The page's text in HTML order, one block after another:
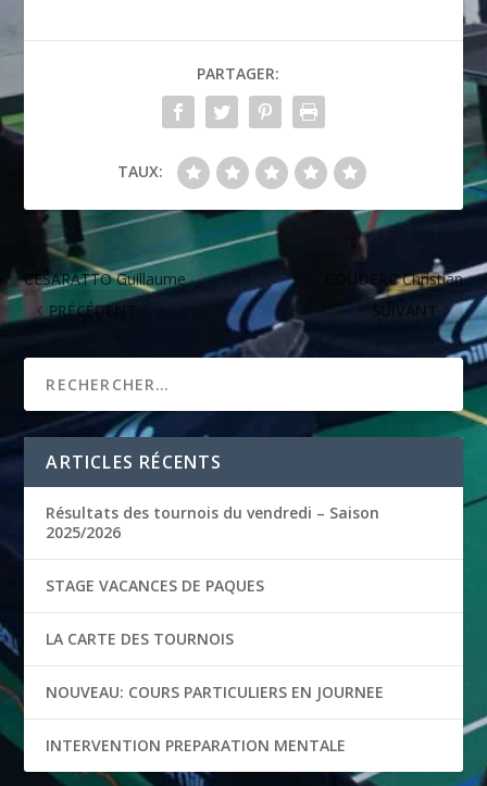
PARTAGER:
TAUX:
CESARATTO Guillaume
PRÉCÉDENT
COUDERC Christian
SUIVANT
ARTICLES RÉCENTS
Résultats des tournois du vendredi – Saison
2025/2026
STAGE VACANCES DE PAQUES
LA CARTE DES TOURNOIS
NOUVEAU: COURS PARTICULIERS EN JOURNEE
INTERVENTION PREPARATION MENTALE